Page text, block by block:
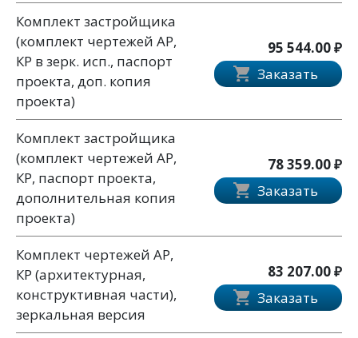
Комплект застройщика
(комплект чертежей АР,
КР в зерк. исп., паспорт
проекта, доп. копия
проекта)
95 544.00 ₽
Заказать
Комплект застройщика
(комплект чертежей АР,
КР, паспорт проекта,
дополнительная копия
проекта)
78 359.00 ₽
Заказать
Комплект чертежей АР,
КР (архитектурная,
конструктивная части),
зеркальная версия
83 207.00 ₽
Заказать